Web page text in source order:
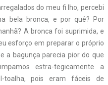
do meu fi lho, percebi
bela bronca, e por quê? Por
A bronca foi suprimida, e
esforço em preparar o próprio
a bagunça parecia pior do que
estra-tegicamente a
toalha, pois eram fáceis de